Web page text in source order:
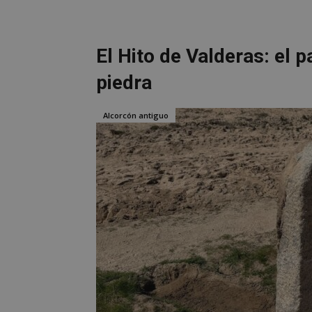
El Hito de Valderas: el
piedra
Alcorcón antiguo
Nombre
__gpi
_ga_MP6BJ9ENMQ
Nombre
test_cookie
IDE
iutk
Nombre
__Secure-
ROLLOUT_TOKEN
ttwid